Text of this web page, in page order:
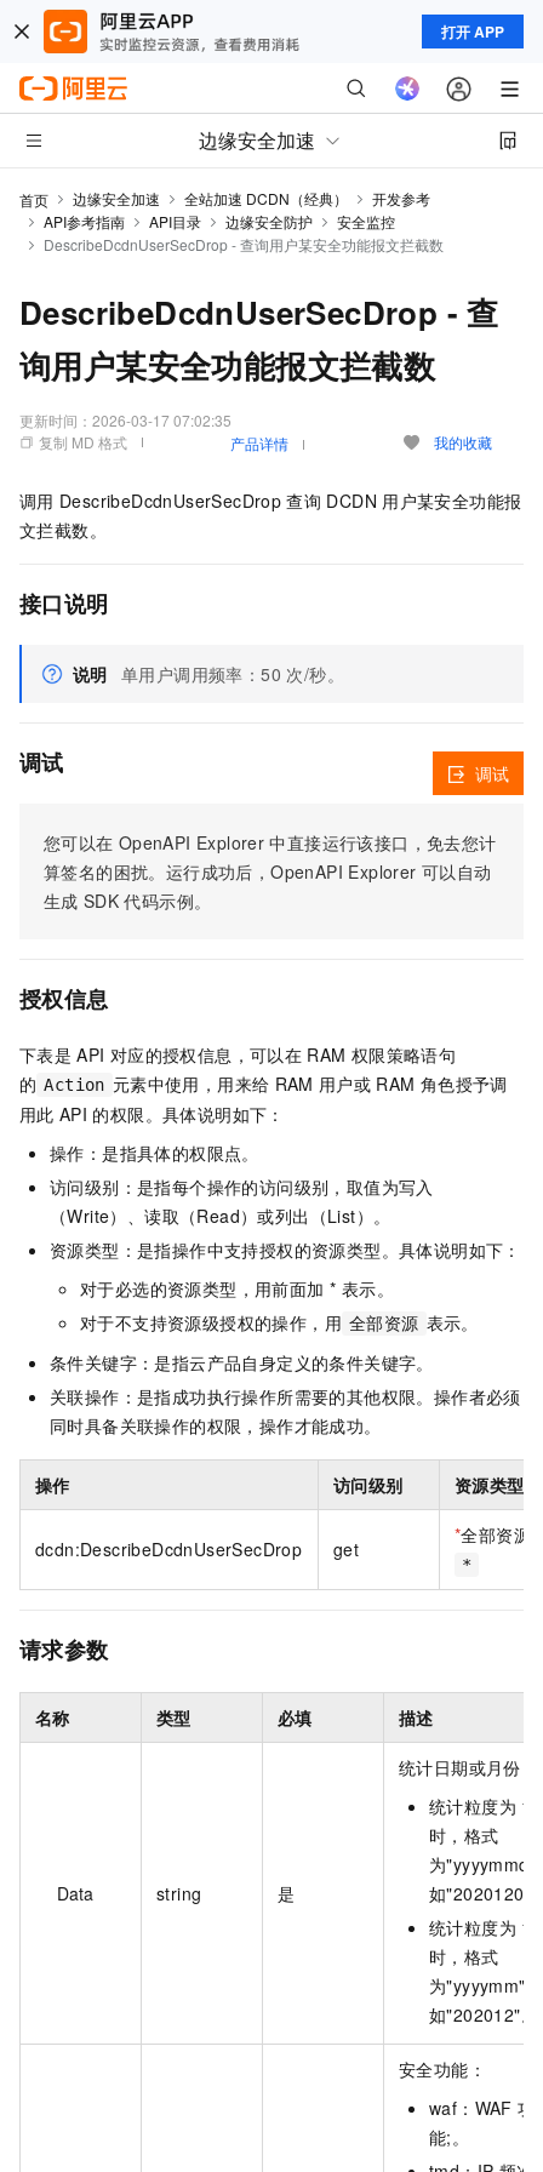
打开 APP
边缘安全加速
首页 边缘安全加速 全站加速 DCDN（经典）
开发参考
API参考指南
API目录 边缘安全防护
安全监控
DescribeDcdnUserSecDrop - 查询用户某安全功能报文拦截数
DescribeDcdnUserSecDrop - 查
询用户某安全功能报文拦截数
更新时间： 2026-03-17 07:02:35
复制 MD 格式
产品详情 我的收藏
调用 DescribeDcdnUserSecDrop 查询 DCDN 用户某安全功能报
文拦截数。
接口说明
说明 单用户调用频率：50 次/秒。
调试
您可以在 OpenAPI Explorer 中直接运行该接口，免去您计
算签名的困扰。运行成功后，OpenAPI Explorer 可以自动
生成 SDK 代码示例。
调试
授权信息
下表是 API 对应的授权信息，可以在 RAM 权限策略语句
的 Action 元素中使用，用来给 RAM 用户或 RAM 角色授予调
用此 API 的权限。具体说明如下：
操作：是指具体的权限点。
访问级别：是指每个操作的访问级别，取值为写入
（Write）、读取（Read）或列出（List）。
资源类型：是指操作中支持授权的资源类型。具体说明如下：
对于必选的资源类型，用前面加 * 表示。
对于不支持资源级授权的操作，用 全部资源 表示。
条件关键字：是指云产品自身定义的条件关键字。
关联操作：是指成功执行操作所需要的其他权限。操作者必须
同时具备关联操作的权限，操作才能成功。
操作 访问级别 资源类型
dcdn:DescribeDcdnUserSecDrop get
*全部资源
*
请求参数
名称 类型 必填 描述
Data string 是
统计日期或月份：
统计粒度为 1
时，格式
为
如
统计粒度为 1
时，格式
为"yyyymm"，
如"202012"。
安全功能：
waf：WAF 功
能;。